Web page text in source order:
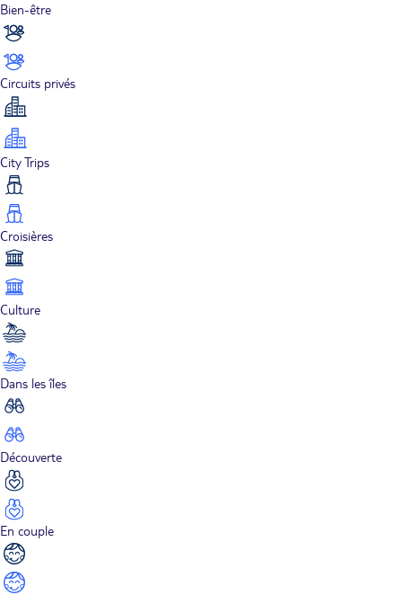
Bien-être
Circuits privés
City Trips
Croisières
Culture
Dans les îles
Découverte
En couple